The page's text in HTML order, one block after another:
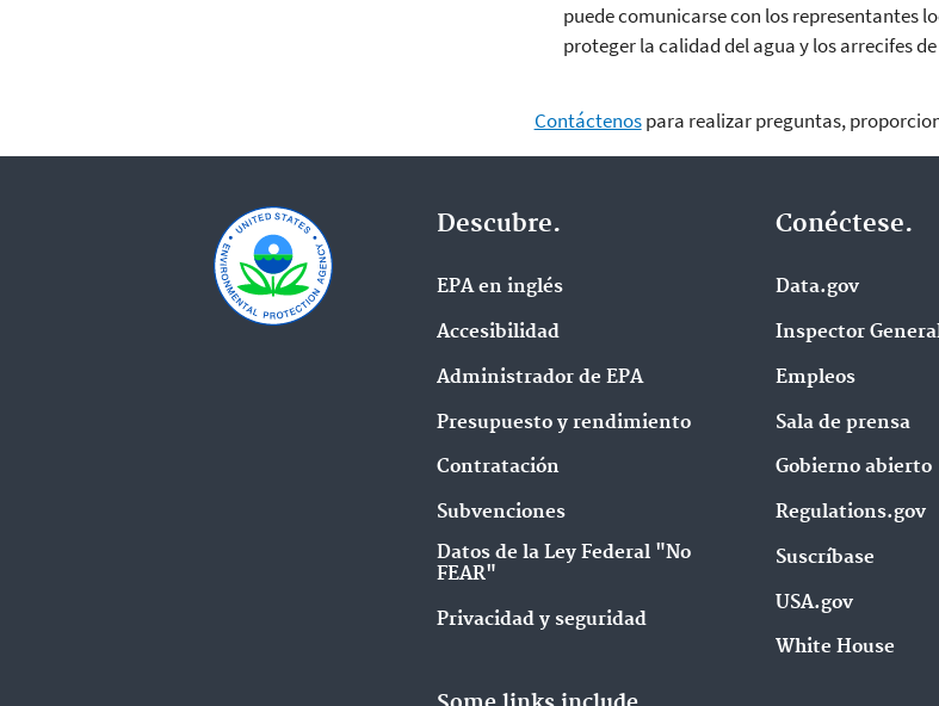
puede comunicarse con los representantes
proteger la calidad del agua y los arrecifes
Contáctenospara realizar preguntas,
Descubre.
EPA en ingl‌és
Accesibilidad
Administrador de EPA
Presupuesto y rendimiento
Contratación
Subvenciones
Datos de la Ley Federal "No
FEAR"
Privacidad y seguridad
Conéctese.
Data.gov
Inspector
Empleos
Sala de prensa
Gobierno abierto
Regulations.gov
Suscríbase
USA.gov
White House